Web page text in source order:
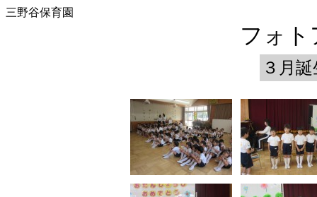
三野谷保育園
フォト
３月